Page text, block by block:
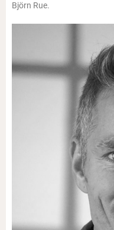
Björn Rue.